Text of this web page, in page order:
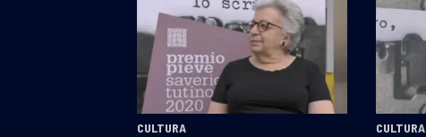
CULTURA CULTURA